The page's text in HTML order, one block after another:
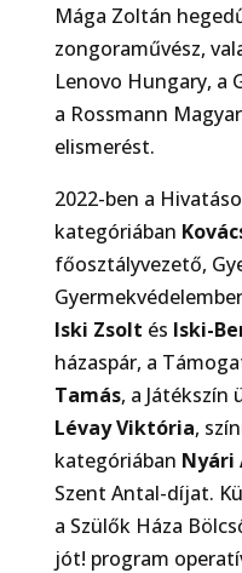
Mága Zoltán
zongoraművész,
Lenovo Hungary, a
a Rossmann
elismerést.
2022-ben a
kategóriában
főosztályvezető,
Iski Zsolt és Iski-
házaspár, a
Tamás, a Játékszín
Lévay Viktória,
kategóriában Nyári
Szent Antal-díjat.
a Szülők Háza
jót! program